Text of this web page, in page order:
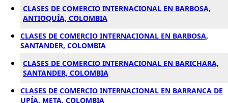
CLASES DE COMERCIO INTERNACIONAL EN BARBOSA,
ANTIOQUÍA, COLOMBIA
CLASES DE COMERCIO INTERNACIONAL EN BARBOSA,
SANTANDER, COLOMBIA
CLASES DE COMERCIO INTERNACIONAL EN BARICHARA,
SANTANDER, COLOMBIA
CLASES DE COMERCIO INTERNACIONAL EN BARRANCA DE
UPÍA, META, COLOMBIA